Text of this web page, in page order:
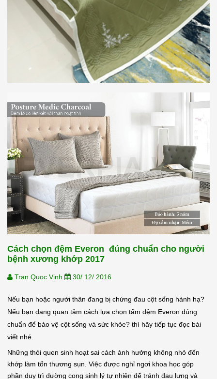
Cách chọn đệm Everon đúng chuẩn cho người
bệnh xương khớp 2017
Tran Quoc Vinh 30/ 12/ 2016
Nếu bạn hoặc người thân đang bị chứng đau cột sống hành hạ?
Nếu bạn đang quan tâm cách lựa chọn tấm đệm Everon đúng
chuẩn để bảo vệ cột sống và sức khỏe? thì hãy tiếp tục đọc bài
viết nhé.
Những thói quen sinh hoạt sai cách ảnh hưởng không nhỏ đến
khớp làm tổn thương sụn. Việc được nghỉ ngơi khoa học góp
phần duy trì đường cong sinh lý tự nhiên để tránh đau lưng và